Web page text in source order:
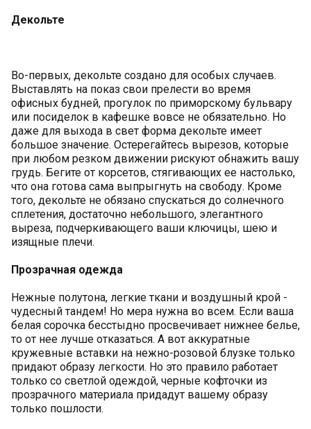
Декольте
Во-первых, декольте создано для особых случаев.
Выставлять на показ свои прелести во время
офисных будней, прогулок по приморскому бульвару
или посиделок в кафешке вовсе не обязательно. Но
даже для выхода в свет форма декольте имеет
большое значение. Остерегайтесь вырезов, которые
при любом резком движении рискуют обнажить вашу
грудь. Бегите от корсетов, стягивающих ее настолько,
что она готова сама выпрыгнуть на свободу. Кроме
того, декольте не обязано спускаться до солнечного
сплетения, достаточно небольшого, элегантного
выреза, подчеркивающего ваши ключицы, шею и
изящные плечи.
Прозрачная одежда
Нежные полутона, легкие ткани и воздушный крой -
чудесный тандем! Но мера нужна во всем. Если ваша
белая сорочка бесстыдно просвечивает нижнее белье,
то от нее лучше отказаться. А вот аккуратные
кружевные вставки на нежно-розовой блузке только
придают образу легкости. Но это правило работает
только со светлой одеждой, черные кофточки из
прозрачного материала придадут вашему образу
только пошлости.